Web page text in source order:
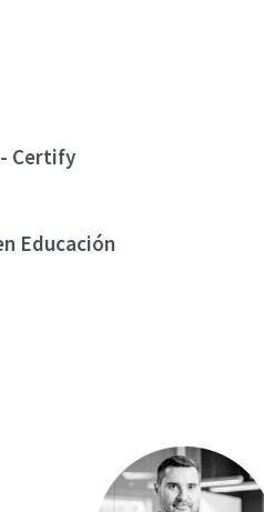
Certify
Educación